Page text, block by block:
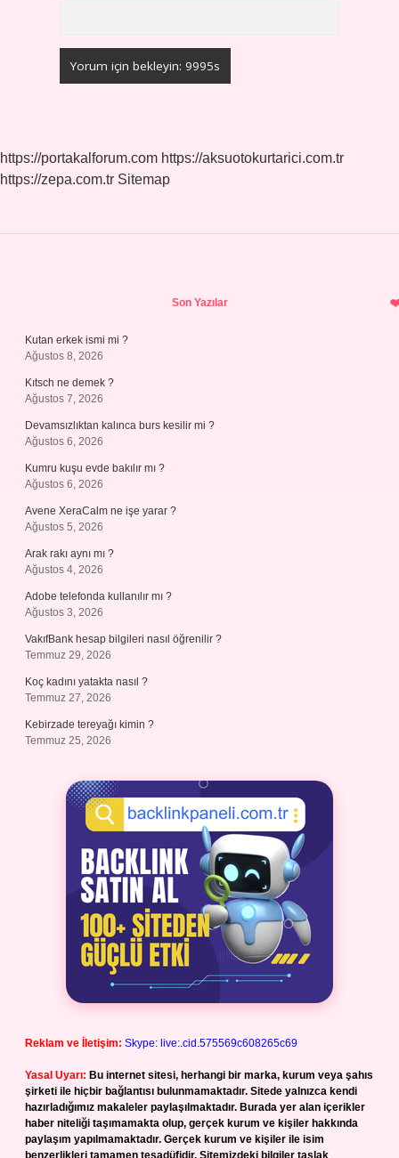
https://portakalforum.com https://aksuotokurtarici.com.tr
https://zepa.com.tr Sitemap
Son Yazılar
Kutan erkek ismi mi ?
Ağustos 8, 2026
Kıtsch ne demek ?
Ağustos 7, 2026
Devamsızlıktan kalınca burs kesilir mi ?
Ağustos 6, 2026
Kumru kuşu evde bakılır mı ?
Ağustos 6, 2026
Avene XeraCalm ne işe yarar ?
Ağustos 5, 2026
Arak rakı aynı mı ?
Ağustos 4, 2026
Adobe telefonda kullanılır mı ?
Ağustos 3, 2026
VakıfBank hesap bilgileri nasıl öğrenilir ?
Temmuz 29, 2026
Koç kadını yatakta nasıl ?
Temmuz 27, 2026
Kebirzade tereyağı kimin ?
Temmuz 25, 2026
Reklam ve İletişim: Skype: live:.cid.575569c608265c69
Yasal Uyarı: Bu internet sitesi, herhangi bir marka, kurum veya şahıs
şirketi ile hiçbir bağlantısı bulunmamaktadır. Sitede yalnızca kendi
hazırladığımız makaleler paylaşılmaktadır. Burada yer alan içerikler
haber niteliği taşımamakta olup, gerçek kurum ve kişiler hakkında
paylaşım yapılmamaktadır. Gerçek kurum ve kişiler ile isim
benzerlikleri tamamen tesadüfidir. Sitemizdeki bilgiler taslak